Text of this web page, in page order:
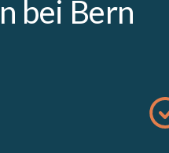
bei Bern